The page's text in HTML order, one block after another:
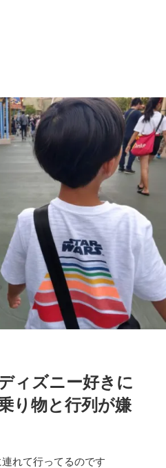
ィズニー好きに
り物と行列が嫌
れて行ってるのです